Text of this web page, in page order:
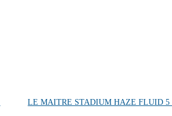
LE MAITRE STADIUM HAZE FLUID 5